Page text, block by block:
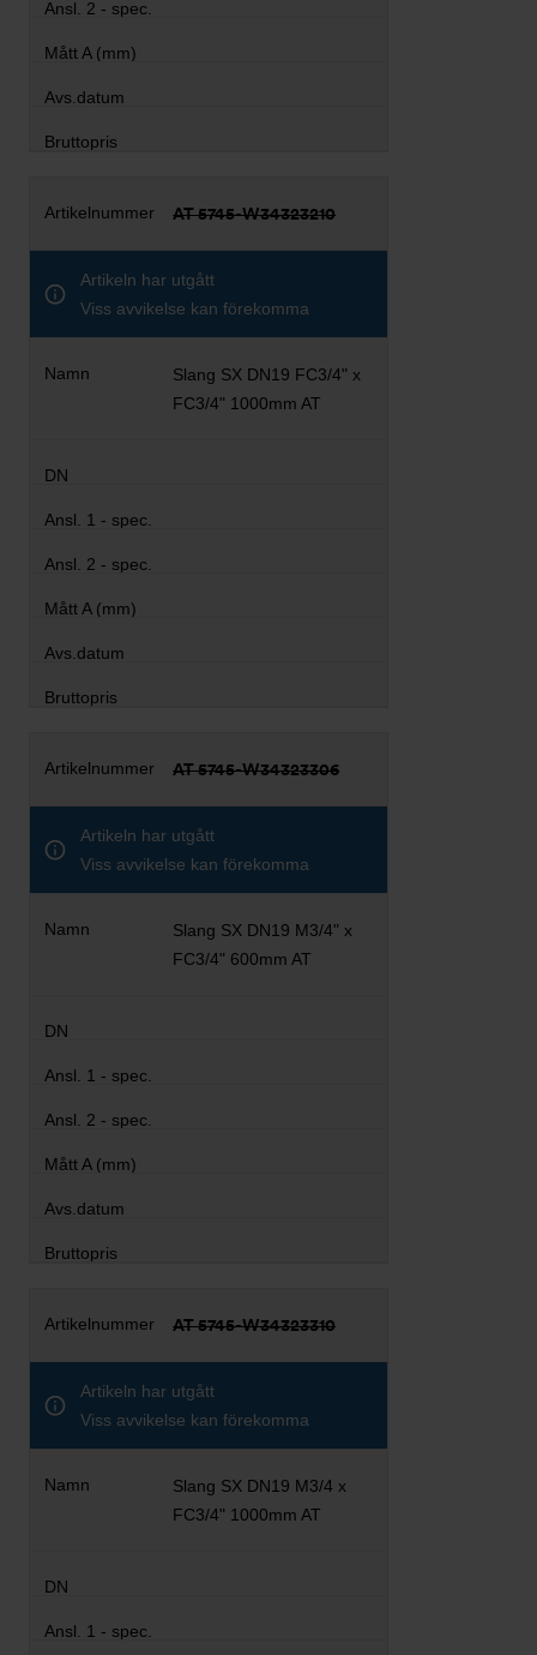
AT 5745-W34323210
Artikeln har utgått
Viss avvikelse kan förekomma
Slang SX DN19 FC3/4" x
FC3/4" 1000mm AT
AT 5745-W34323306
Artikeln har utgått
Viss avvikelse kan förekomma
Slang SX DN19 M3/4" x
FC3/4" 600mm AT
AT 5745-W34323310
Artikeln har utgått
Viss avvikelse kan förekomma
Slang SX DN19 M3/4 x
FC3/4" 1000mm AT